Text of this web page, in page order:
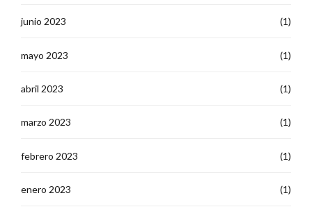
junio 2023 (1)
mayo 2023 (1)
abril 2023 (1)
marzo 2023 (1)
febrero 2023 (1)
enero 2023 (1)